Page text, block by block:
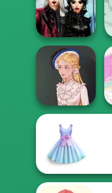
Samurai Spirit
Legacy of Honor
Twilight
Enchantment
Vampire R...
Victorian Alice